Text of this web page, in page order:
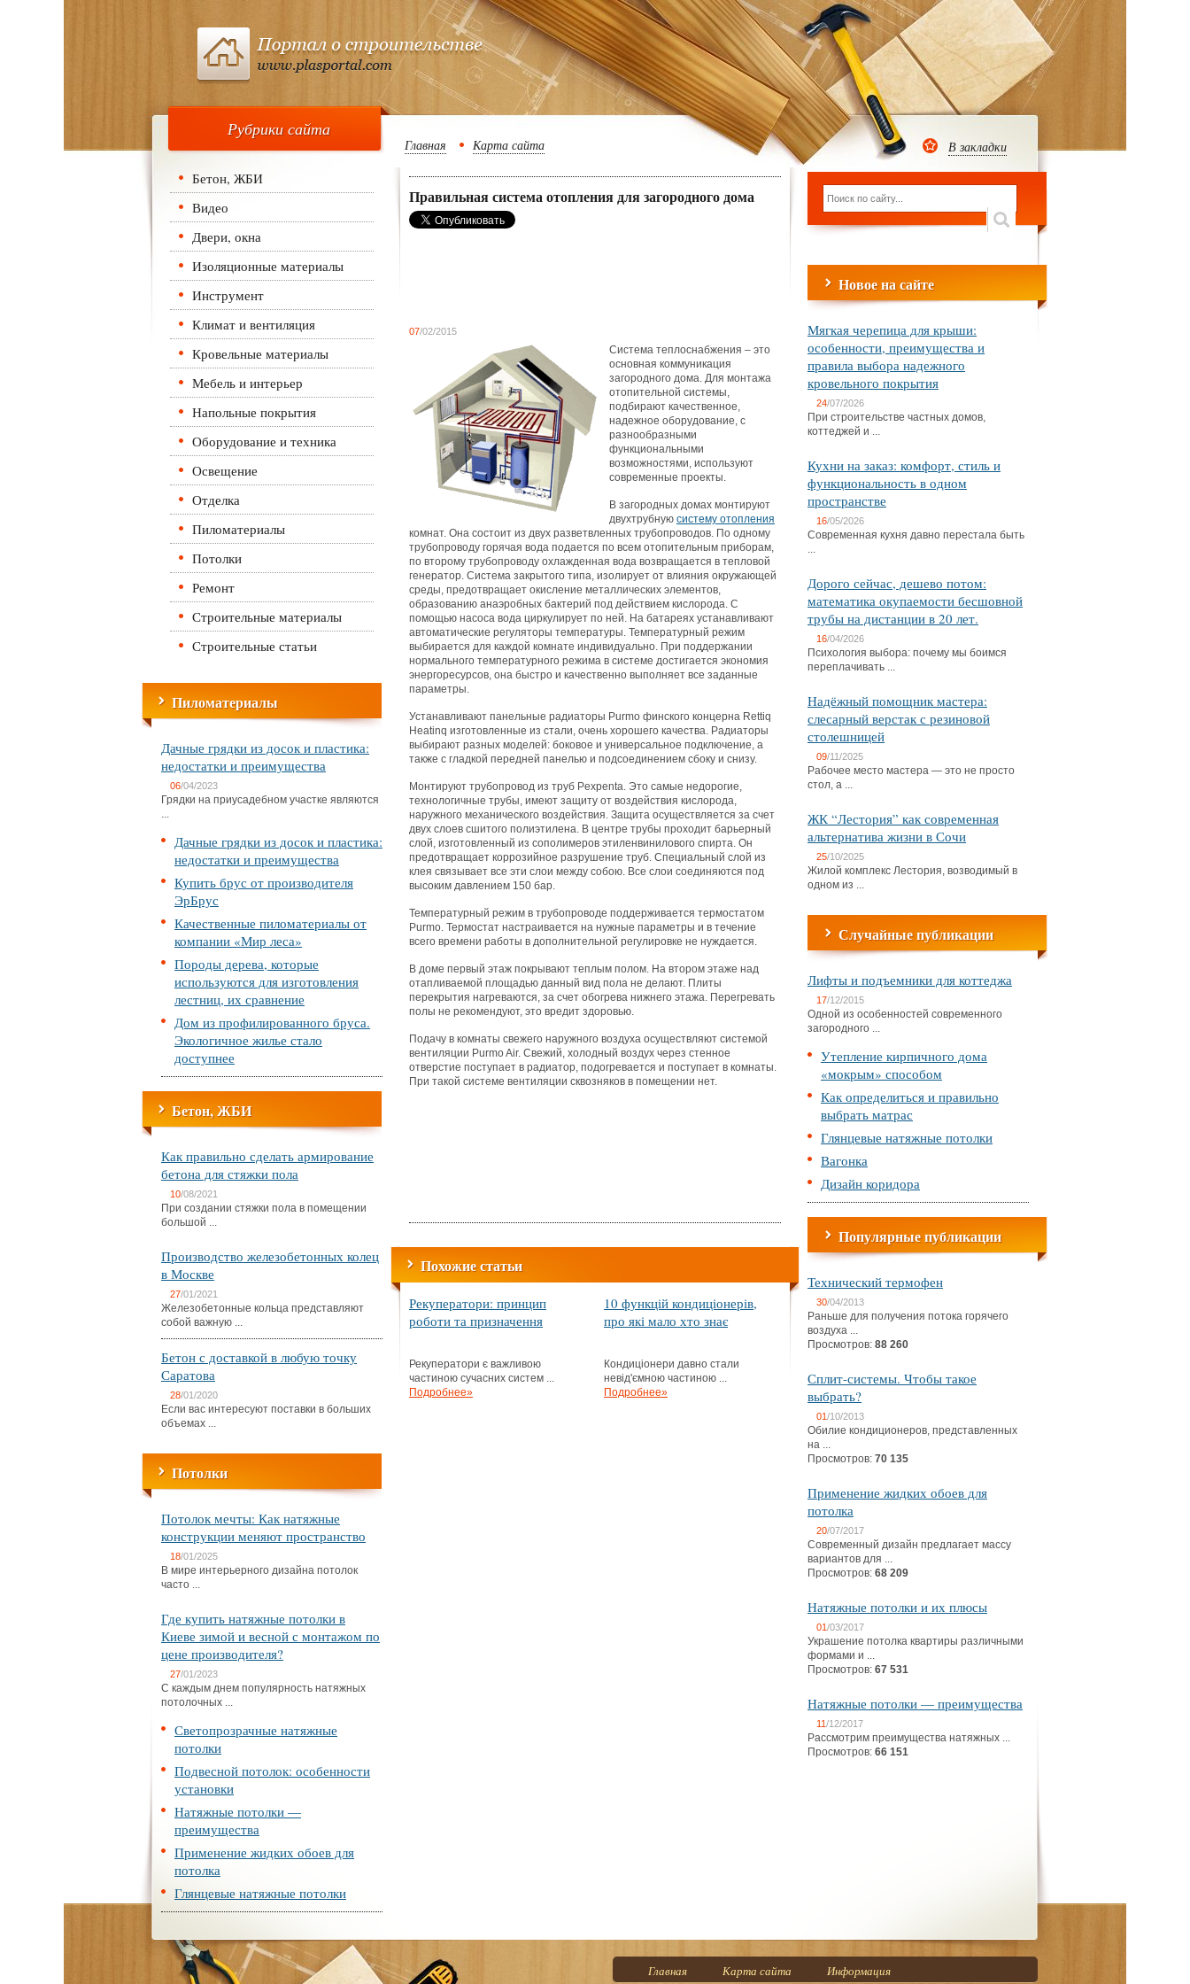
Рубрики сайта
Бетон, ЖБИ
Видео
Двери, окна
Изоляционные материалы
Инструмент
Климат и вентиляция
Кровельные материалы
Мебель и интерьер
Напольные покрытия
Оборудование и техника
Освещение
Отделка
Пиломатериалы
Потолки
Ремонт
Строительные материалы
Строительные статьи
Пиломатериалы
Дачные грядки из досок и пластика:
недостатки и преимущества
06/04/2023
Грядки на приусадебном участке являются
...
Дачные грядки из досок и пластика:
недостатки и преимущества
Купить брус от производителя
ЭрБрус
Качественные пиломатериалы от
компании «Мир леса»
Породы дерева, которые
используются для изготовления
лестниц, их сравнение
Дом из профилированного бруса.
Экологичное жилье стало
доступнее
Бетон, ЖБИ
Как правильно сделать армирование
бетона для стяжки пола
10/08/2021
При создании стяжки пола в помещении
большой ...
Производство железобетонных колец
в Москве
27/01/2021
Железобетонные кольца представляют
собой важную ...
Бетон с доставкой в любую точку
Саратова
28/01/2020
Если вас интересуют поставки в больших
объемах ...
Потолки
Потолок мечты: Как натяжные
конструкции меняют пространство
18/01/2025
В мире интерьерного дизайна потолок
часто ...
Где купить натяжные потолки в
Киеве зимой и весной с монтажом по
цене производителя?
27/01/2023
С каждым днем популярность натяжных
потолочных ...
Светопрозрачные натяжные
потолки
Подвесной потолок: особенности
установки
Натяжные потолки —
преимущества
Применение жидких обоев для
потолка
Глянцевые натяжные потолки
Главная Карта сайта
Правильная система отопления для загородного дома
07/02/2015
Система теплоснабжения – это
основная коммуникация
загородного дома. Для монтажа
отопительной системы,
подбирают качественное,
надежное оборудование, с
разнообразными
функциональными
возможностями, используют
современные проекты.
В загородных домах монтируют
двухтрубную систему отопления
комнат. Она состоит из двух разветвленных трубопроводов. По одному
трубопроводу горячая вода подается по всем отопительным приборам,
по второму трубопроводу охлажденная вода возвращается в тепловой
генератор. Система закрытого типа, изолирует от влияния окружающей
среды, предотвращает окисление металлических элементов,
образованию анаэробных бактерий под действием кислорода. С
помощью насоса вода циркулирует по ней. На батареях устанавливают
автоматические регуляторы температуры. Температурный режим
выбирается для каждой комнате индивидуально. При поддержании
нормального температурного режима в системе достигается экономия
энергоресурсов, она быстро и качественно выполняет все заданные
параметры.
Устанавливают панельные радиаторы Purmo финского концерна Rettiq
Heatinq изготовленные из стали, очень хорошего качества. Радиаторы
выбирают разных моделей: боковое и универсальное подключение, а
также с гладкой передней панелью и подсоединением сбоку и снизу.
Монтируют трубопровод из труб Pexpenta. Это самые недорогие,
технологичные трубы, имеют защиту от воздействия кислорода,
наружного механического воздействия. Защита осуществляется за счет
двух слоев сшитого полиэтилена. В центре трубы проходит барьерный
слой, изготовленный из сополимеров этиленвинилового спирта. Он
предотвращает коррозийное разрушение труб. Специальный слой из
клея связывает все эти слои между собою. Все слои соединяются под
высоким давлением 150 бар.
Температурный режим в трубопроводе поддерживается термостатом
Purmo. Термостат настраивается на нужные параметры и в течение
всего времени работы в дополнительной регулировке не нуждается.
В доме первый этаж покрывают теплым полом. На втором этаже над
отапливаемой площадью данный вид пола не делают. Плиты
перекрытия нагреваются, за счет обогрева нижнего этажа. Перегревать
полы не рекомендуют, это вредит здоровью.
Подачу в комнаты свежего наружного воздуха осуществляют системой
вентиляции Purmo Air. Свежий, холодный воздух через стенное
отверстие поступает в радиатор, подогревается и поступает в комнаты.
При такой системе вентиляции сквозняков в помещении нет.
Похожие статьи
Рекуператори: принцип
роботи та призначення
Рекуператори є важливою
частиною сучасних систем ...
Подробнее»
10 функцій кондиціонерів,
про які мало хто знає
Кондиціонери давно стали
невід'ємною частиною ...
Подробнее»
В закладки
Новое на сайте
Мягкая черепица для крыши:
особенности, преимущества и
правила выбора надежного
кровельного покрытия
24/07/2026
При строительстве частных домов,
коттеджей и ...
Кухни на заказ: комфорт, стиль и
функциональность в одном
пространстве
16/05/2026
Современная кухня давно перестала быть
...
Дорого сейчас, дешево потом:
математика окупаемости бесшовной
трубы на дистанции в 20 лет.
16/04/2026
Психология выбора: почему мы боимся
переплачивать ...
Надёжный помощник мастера:
слесарный верстак с резиновой
столешницей
09/11/2025
Рабочее место мастера — это не просто
стол, а ...
ЖК “Лестория” как современная
альтернатива жизни в Сочи
25/10/2025
Жилой комплекс Лестория, возводимый в
одном из ...
Случайные публикации
Лифты и подъемники для коттеджа
17/12/2015
Одной из особенностей современного
загородного ...
Утепление кирпичного дома
«мокрым» способом
Как определиться и правильно
выбрать матрас
Глянцевые натяжные потолки
Вагонка
Дизайн коридора
Популярные публикации
Технический термофен
30/04/2013
Раньше для получения потока горячего
воздуха ...
Просмотров: 88 260
Сплит-системы. Чтобы такое
выбрать?
01/10/2013
Обилие кондиционеров, представленных
на ...
Просмотров: 70 135
Применение жидких обоев для
потолка
20/07/2017
Современный дизайн предлагает массу
вариантов для ...
Просмотров: 68 209
Натяжные потолки и их плюсы
01/03/2017
Украшение потолка квартиры различными
формами и ...
Просмотров: 67 531
Натяжные потолки — преимущества
11/12/2017
Рассмотрим преимущества натяжных ...
Просмотров: 66 151
Главная Карта сайта Информация